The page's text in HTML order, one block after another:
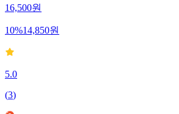
16,500원
10%14,850원
5.0
(3)